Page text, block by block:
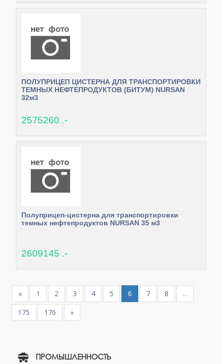
ПОЛУПРИЦЕП ЦИСТЕРНА ДЛЯ ТРАНСПОРТИРОВКИ
ТЕМНЫХ НЕФТЕПРОДУКТОВ (БИТУМ) NURSAN
32м3
2575260 .-
Полуприцеп-цистерна для транспортировки
темных нефтепродуктов NURSAN 35 м3
2609145 .-
« 1 2 3 4 5 6 7 8
...
175
176 »
ПРОМЫШЛЕННОСТЬ